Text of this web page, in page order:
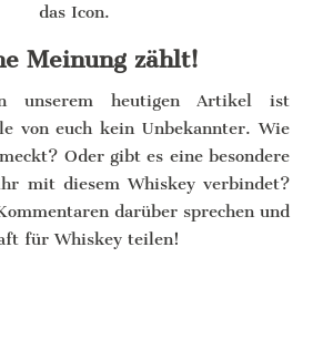
das Icon.
Meinung zählt!
unserem heutigen Artikel ist
von euch kein Unbekannter. Wie
Oder gibt es eine besondere
mit diesem Whiskey verbindet?
darüber sprechen und
für Whiskey teilen!